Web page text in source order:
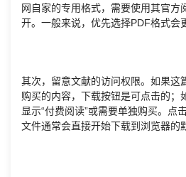
网自家的专用格式，需要使用其官方
开。一般来说，优先选择PDF格式会
其次，留意文献的访问权限。如果这
购买的内容，下载按钮是可点击的；
显示“付费阅读”或需要单独购买。点
文件通常会直接开始下载到浏览器的